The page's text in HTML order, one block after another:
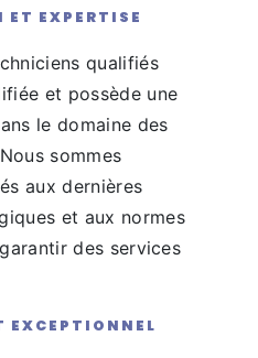
EXPERTISE
qualifiés
et possède une
le domaine des
sommes
aux dernières
et aux normes
des services
EXCEPTIONNEL